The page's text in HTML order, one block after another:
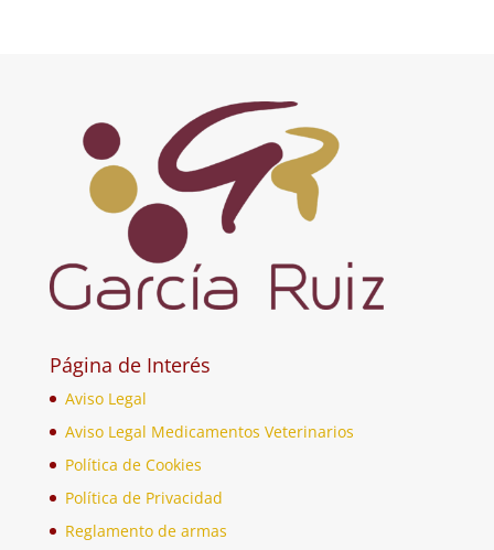
Página de Interés
Aviso Legal
Aviso Legal Medicamentos Veterinarios
Política de Cookies
Política de Privacidad
Reglamento de armas